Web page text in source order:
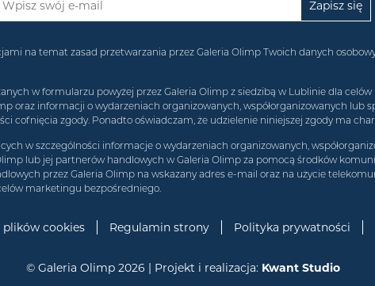
na temat zasad przetwarzania przez Galeria Olimp Twoich danych
w formularzu powyżej przez Galeria Olimp z siedzibą w Lublinie dla
oraz informacji o wydarzeniach organizowanych, współorganizowanych
cofnięcia zgody. Ponadto oświadczam, że udzielenie niniejszej zgody ma
w szczególności informacje o wydarzeniach organizowanych,
lub jej partnerów handlowych w Galeria Olimp za pomocą środków
przez Galeria Olimp na wskazany adres e-mail oraz na użycie
marketingu bezpośredniego.
plików cookies Regulamin strony Polityka prywatności
© Galeria Olimp 2026 | Projekt i realizacja: Kwant Studio